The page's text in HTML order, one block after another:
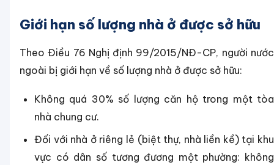
Giới hạn số lượng nhà ở được sở hữu
Theo Điều 76 Nghị định 99/2015/NĐ-CP, người nước
ngoài bị giới hạn về số lượng nhà ở được sở hữu:
Không quá 30% số lượng căn hộ trong một tòa
nhà chung cư.
Đối với nhà ở riêng lẻ (biệt thự, nhà liền kề) tại khu
vực có dân số tương đương một phường: không